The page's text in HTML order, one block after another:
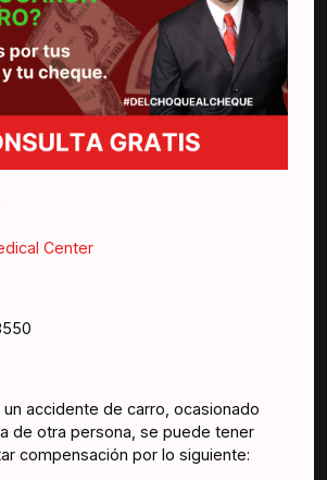
Center
accidente de carro, ocasionado
de otra persona, se puede tener
compensación por lo siguiente: